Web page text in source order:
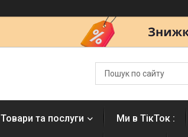
Товари та послуги Ми в ТікТок :